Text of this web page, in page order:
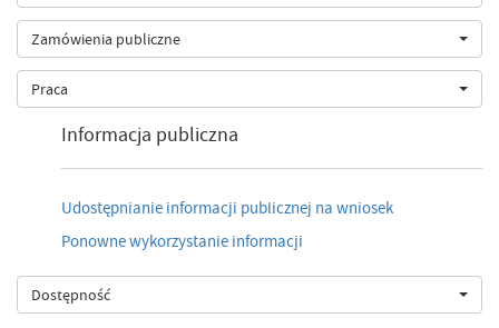
Zamówienia publiczne
Praca
Informacja publiczna
Udostępnianie informacji publicznej na wniosek
Ponowne wykorzystanie informacji
Dostępność